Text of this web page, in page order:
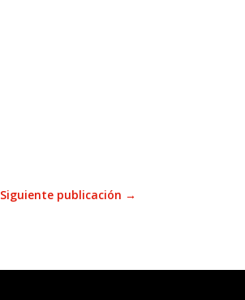
Siguiente publicación →